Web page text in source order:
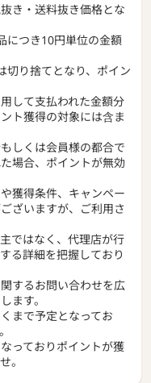
き・送料抜き価格とな
につき10円単位の金額
切り捨てとなり、ポイン
して支払われた金額分
ト獲得の対象には含ま
しくは会員様の都合で
場合、ポイントが無効
獲得条件、キャンペー
ざいますが、ご利用さ
ではなく、代理店が行
る詳細を把握しており
するお問い合わせを広
ます。
まで予定となってお
っておりポイントが獲
。